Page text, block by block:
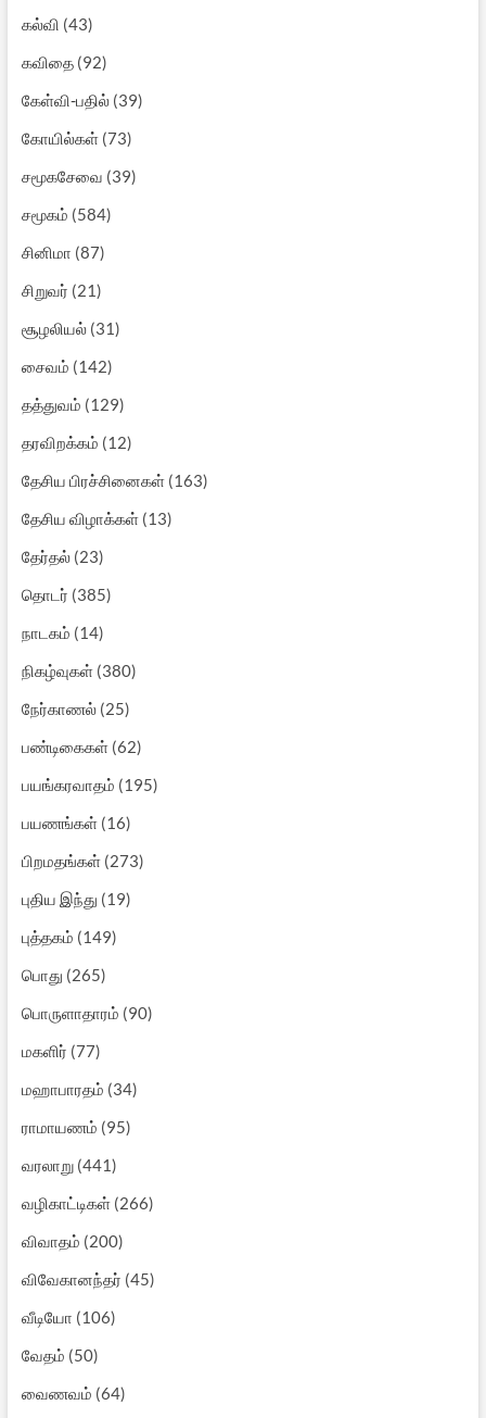
கல்வி (43)
கவிதை(92)
கேள்வி-பதில்(39)
கோயில்கள்(73)
சமூகசேவை (39)
சமூகம் (584)
சினிமா (87)
சிறுவர் (21)
சூழலியல்(31)
சைவம் (142)
தத்துவம் (129)
தரவிறக்கம் (12)
தேசிய பிரச்சினைகள்(163)
தேசிய விழாக்கள்(13)
தேர்தல்(23)
தொடர் (385)
நாடகம் (14)
நிகழ்வுகள்(380)
நேர்காணல்(25)
பண்டிகைகள்(62)
பயங்கரவாதம் (195)
பயணங்கள்(16)
பிறமதங்கள்(273)
புதிய இந்து (19)
புத்தகம் (149)
பொது (265)
பொருளாதாரம் (90)
மகளிர் (77)
மஹாபாரதம் (34)
ராமாயணம் (95)
வரலாறு(441)
வழிகாட்டிகள்(266)
விவாதம் (200)
விவேகானந்தர் (45)
வீடியோ (106)
வேதம் (50)
வைணவம் (64)